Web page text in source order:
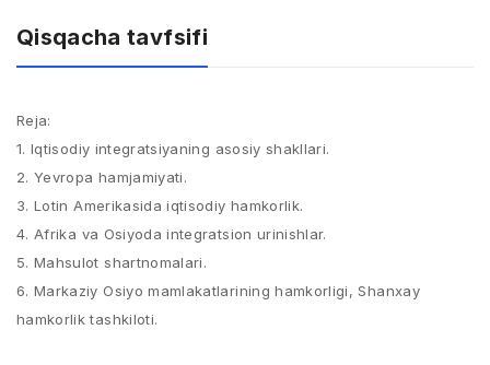
Qisqacha tavfsifi
Reja:
1. Iqtisodiy integratsiyaning asosiy shakllari.
2. Yevropa hamjamiyati.
3. Lotin Amerikasida iqtisodiy hamkorlik.
4. Afrika va Osiyoda integratsion urinishlar.
5. Mahsulot shartnomalari.
6. Markaziy Osiyo mamlakatlarining hamkorligi, Shanxay
hamkorlik tashkiloti.